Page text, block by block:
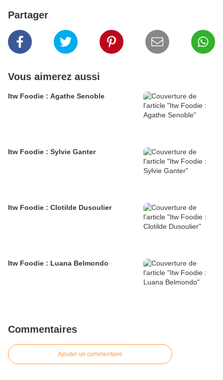
Partager
Vous aimerez aussi
Itw Foodie : Agathe Senoble
Itw Foodie : Sylvie Ganter
Itw Foodie : Clotilde Dusoulier
Itw Foodie : Luana Belmondo
Commentaires
Ajouter un commentaire